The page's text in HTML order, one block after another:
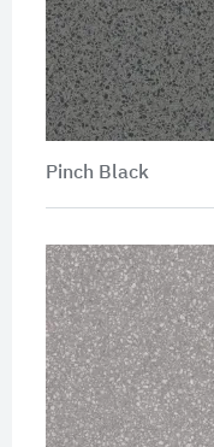
Pinch Black